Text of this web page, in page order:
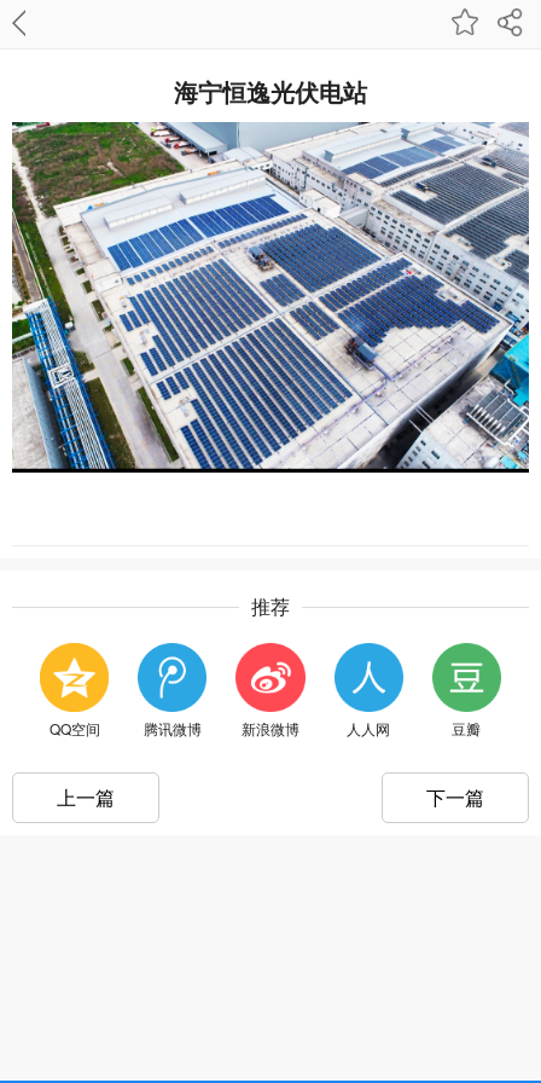
海宁恒逸光伏电站
推荐
QQ空间 腾讯微博 新浪微博 人人网 豆瓣
上一篇 下一篇